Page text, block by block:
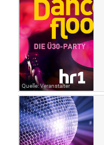
Quelle: Veranstalter